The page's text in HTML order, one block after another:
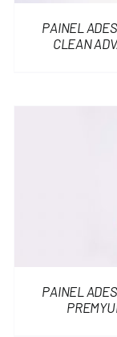
PAINEL
CLEAN
PAINEL